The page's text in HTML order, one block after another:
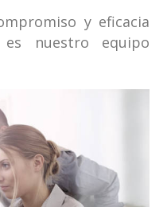
y eficacia
nuestro equipo